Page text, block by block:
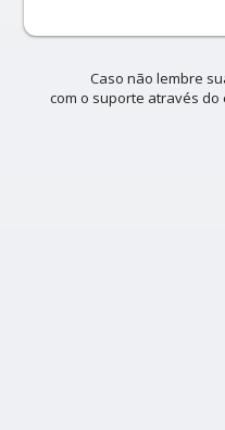
Caso não lembre
com o suporte através do